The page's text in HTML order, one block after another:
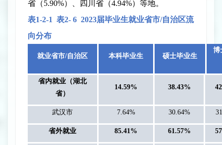
省（5.90%）、四川省（4.94%）等地。
表1-2-1 表2- 6 2023届毕业生就业省市/自治区流
向分布
就业省市/自治区 本科毕业生 硕士毕业生
博
省内就业（湖北
省）
14.59% 38.43%
武汉市 7.64% 30.64%
省外就业 85.41% 61.57%